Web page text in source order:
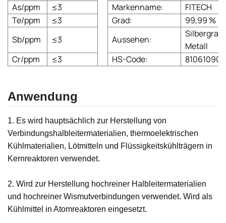
As/ppm
≤3 Markenname:
FITECH
Te/ppm
≤3 Grad:
99,99 %
Sb/ppm
≤3 Aussehen:
Metall
Cr/ppm
≤3 HS-Code:
Anwendung
1. Es wird hauptsächlich zur Herstellung von
Verbindungshalbleitermaterialien, thermoelektrischen
Kühlmaterialien, Lötmitteln und Flüssigkeitskühlträgern in
Kernreaktoren verwendet.
2. Wird zur Herstellung hochreiner Halbleitermaterialien
und hochreiner Wismutverbindungen verwendet. Wird als
Kühlmittel in Atomreaktoren eingesetzt.